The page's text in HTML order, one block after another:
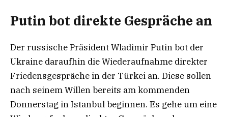
Putin bot direkte Gespräche an
Der russische Präsident Wladimir Putin bot der
Ukraine daraufhin die Wiederaufnahme direkter
Friedensgespräche in der Türkei an. Diese sollen
nach seinem Willen bereits am kommenden
Donnerstag in Istanbul beginnen. Es gehe um eine